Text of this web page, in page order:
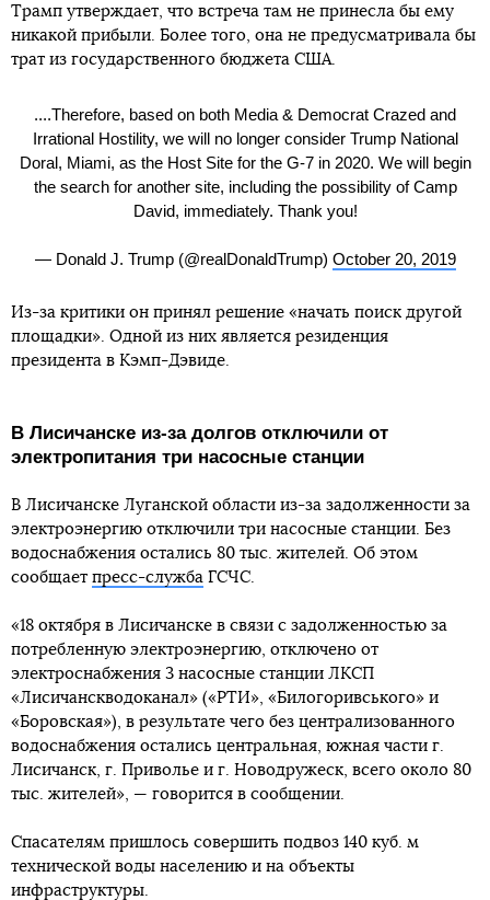
Трамп утверждает, что встреча там не принесла бы ему
никакой прибыли. Более того, она не предусматривала бы
трат из государственного бюджета США.
....Therefore, based on both Media & Democrat Crazed and
Irrational Hostility, we will no longer consider Trump National
Doral, Miami, as the Host Site for the G-7 in 2020. We will begin
the search for another site, including the possibility of Camp
David, immediately. Thank you!
— Donald J. Trump (@realDonaldTrump) October 20, 2019
Из-за критики он принял решение «начать поиск другой
площадки». Одной из них является резиденция
президента в Кэмп-Дэвиде.
В Лисичанске из-за долгов отключили от
электропитания три насосные станции
В Лисичанске Луганской области из-за задолженности за
электроэнергию отключили три насосные станции. Без
водоснабжения остались 80 тыс. жителей. Об этом
сообщает пресс-служба ГСЧС.
«18 октября в Лисичанске в связи с задолженностью за
потребленную электроэнергию, отключено от
электроснабжения 3 насосные станции ЛКСП
«Лисичанскводоканал» («РТИ», «Билогоривського» и
«Боровская»), в результате чего без централизованного
водоснабжения остались центральная, южная части г.
Лисичанск, г. Приволье и г. Новодружеск, всего около 80
тыс. жителей», — говорится в сообщении.
Спасателям пришлось совершить подвоз 140 куб. м
технической воды населению и на объекты
инфраструктуры.